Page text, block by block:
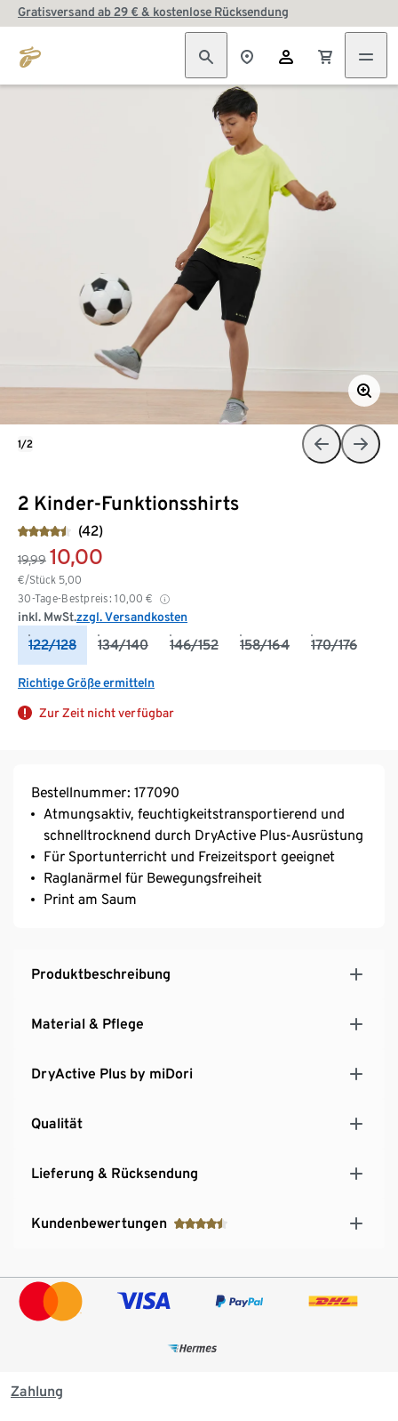
Gratisversand ab 29 € & kostenlose Rücksendung
2 Kinder-Funktionsshirts
(42)
19,99 10,00
€/Stück 5,00
30-Tage-Bestpreis: 10,00 €
inkl. MwSt.zzgl. Versandkosten
122/128 134/140 146/152 158/164 170/176
Richtige Größe ermitteln
Zur Zeit nicht verfügbar
1/2
Bestellnummer: 177090
Atmungsaktiv, feuchtigkeitstransportierend und
schnelltrocknend durch DryActive Plus-Ausrüstung
Für Sportunterricht und Freizeitsport geeignet
Raglanärmel für Bewegungsfreiheit
Print am Saum
Produktbeschreibung
Material & Pflege
DryActive Plus by miDori
Qualität
Lieferung & Rücksendung
Kundenbewertungen
Zahlung